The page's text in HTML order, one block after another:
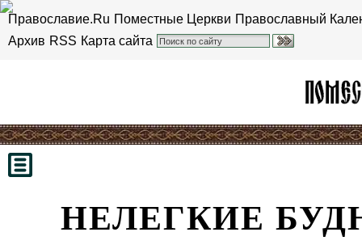
Православие.Ru Поместные Церкви Православный
Архив RSS Карта сайта
НЕЛЕГКИЕ